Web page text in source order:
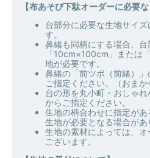
【布あそび下駄オーダーに必要な
台部分に必要な生地サイ
す。
鼻緒も同柄にする場合、
「10cm×100cm」または
地が必要です。
鼻緒の「前ツボ（前緒）
ご指定ください。（おまか
台の形を丸小町・おしゃ
からご指定ください。
生地の柄合わせに指定が
生地が必要となる場合があ
生地の素材によっては、
ございます。